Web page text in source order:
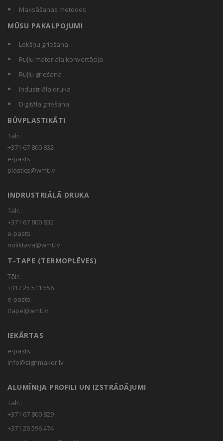
Maksāšanas metodes
MŪSU PAKALPOJUMI
Lokšņu griešana
Ruļļu materiala konvertācija
Ruļļu griešana
Industriāla druka
Digitāla griešana
BŪVPLASTIKĀTI
Talr.:
+371 67 800 832
e-pasts:
plastics@wmt.lv
INDRUSTRIĀLĀ DRUKA
Talr.:
+371 67 800 832
e-pasts:
noliktava@wmt.lv
T-TAPE (TERMOPLĒVES)
Tālr.:
+317 25 511 556
e-pasts:
ttape@wmt.lv
IEKĀRTAS
e-pasts:
info@signmaker.lv
ALUMĪNIJA PROFILI UN IZSTRĀDĀJUMI
Talr.:
+371 67 800 829
+371 26 596 474